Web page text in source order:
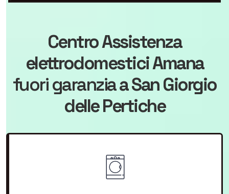
Centro Assistenza
elettrodomestici Amana
fuori garanziaa San Giorgio
delle Pertiche